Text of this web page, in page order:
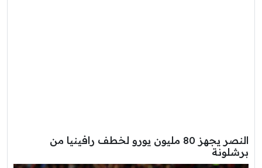
النصر يجهز 80 مليون يورو لخطف رافينيا من
برشلونة